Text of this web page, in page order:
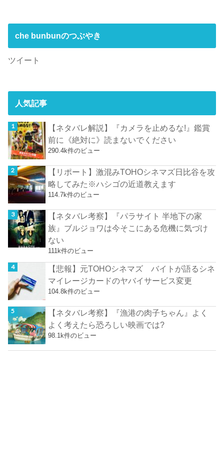
che bunbunのつぶやき
ツイート
人気記事
【ネタバレ解説】『カメラを止めるな!』鑑賞
前に《絶対に》読まないでください
290.4k件のビュー
【リポート】激混みTOHOシネマズ日比谷を攻
略してみた※ハシゴの近道教えます
114.7k件のビュー
【ネタバレ考察】『パラサイト 半地下の家
族』ブルジョワは今そこにある危機に気づけ
ない
111k件のビュー
【悲報】元TOHOシネマズ バイトが語るシネ
マイレージカードのヤバイサービス変更
104.8k件のビュー
【ネタバレ考察】『漁港の肉子ちゃん』よく
よく考えたら恐ろしい映画では?
98.1k件のビュー